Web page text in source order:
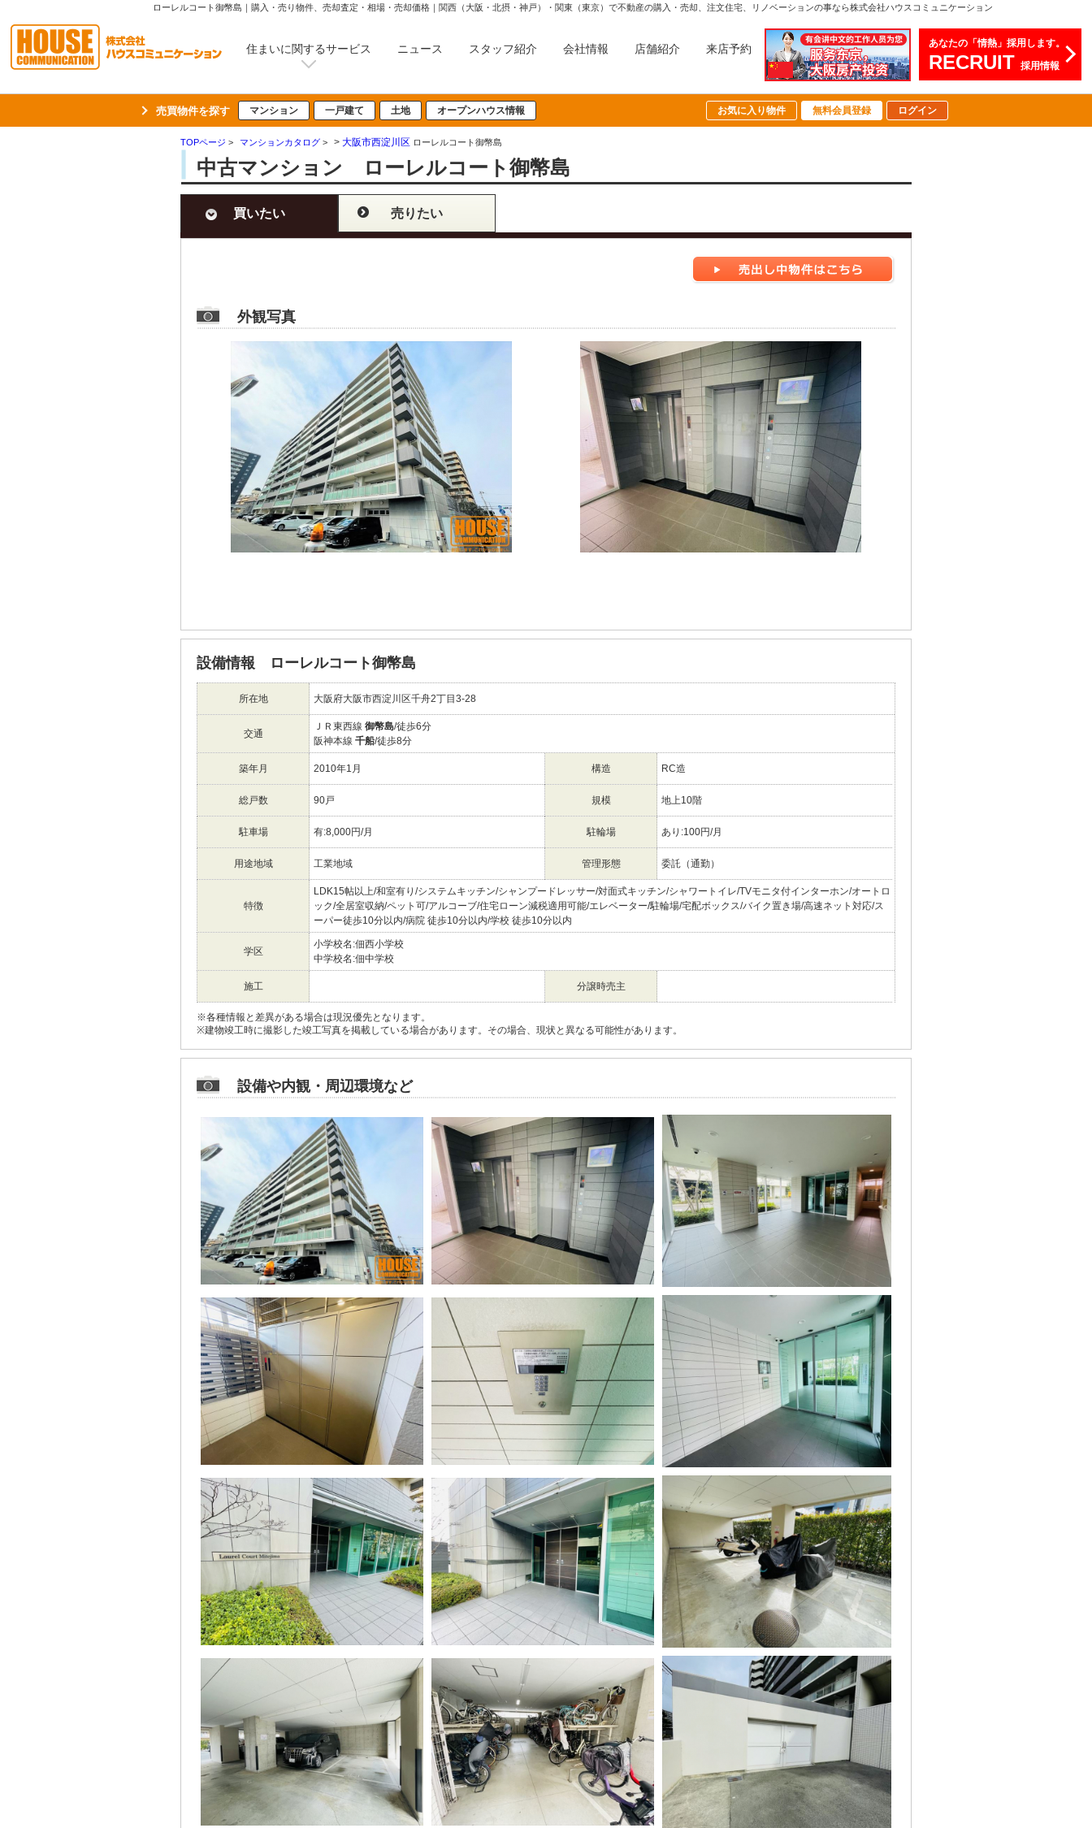
ローレルコート御幣島｜購入・売り物件、売却査定・相場・売却価格｜関西（大阪・北摂・神戸）・関東（東京）で不動産の購入・売却、注文住宅、リノベーションの事なら株式会社ハウスコミュニケーション
住まいに関するサービス ニュース スタッフ紹介 会社情報 店舗紹介 来店予約 あなたの「情熱」採用します。
RECRUIT 採用情報
売買物件を探す マンション 一戸建て 土地 オープンハウス情報 お気に入り物件 無料会員登録 ログイン
TOPページ > マンションカタログ > > 大阪市西淀川区 ローレルコート御幣島
中古マンション ローレルコート御幣島
買いたい 売りたい
外観写真
設備情報 ローレルコート御幣島
所在地 大阪府大阪市西淀川区千舟2丁目3-28
交通
ＪＲ東西線 御幣島/徒歩6分
阪神本線 千船/徒歩8分
築年月 2010年1月 構造 RC造
総戸数 90戸 規模 地上10階
駐車場 有:8,000円/月 駐輪場 あり:100円/月
用途地域 工業地域 管理形態 委託（通勤）
特徴
LDK15帖以上/和室有り/システムキッチン/シャンプードレッサー/対面式キッチン/シャワートイレ/TVモニタ付インターホン/オートロ
ック/全居室収納/ペット可/アルコーブ/住宅ローン減税適用可能/エレベーター/駐輪場/宅配ボックス/バイク置き場/高速ネット対応/ス
ーパー徒歩10分以内/病院 徒歩10分以内/学校 徒歩10分以内
学区
小学校名:佃西小学校
中学校名:佃中学校
施工 分譲時売主
※各種情報と差異がある場合は現況優先となります。
※建物竣工時に撮影した竣工写真を掲載している場合があります。その場合、現状と異なる可能性があります。
設備や内観・周辺環境など